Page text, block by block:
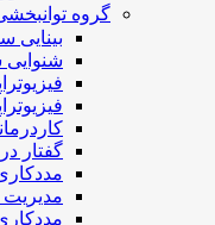
گروه
بینایی
گفتار
مديريت